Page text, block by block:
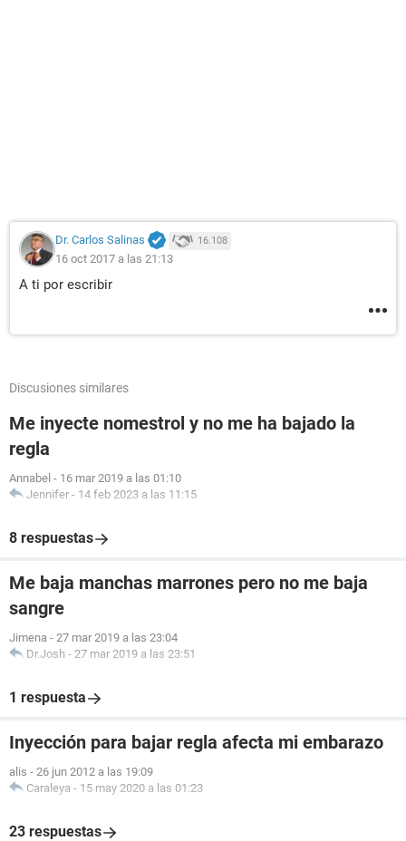
Dr. Carlos Salinas 16.108
16 oct 2017 a las 21:13
A ti por escribir
Discusiones similares
Me inyecte nomestrol y no me ha bajado la
regla
Annabel - 16 mar 2019 a las 01:10
Jennifer - 14 feb 2023 a las 11:15
8 respuestas
Me baja manchas marrones pero no me baja
sangre
Jimena - 27 mar 2019 a las 23:04
Dr.Josh - 27 mar 2019 a las 23:51
1 respuesta
Inyección para bajar regla afecta mi embarazo
alis - 26 jun 2012 a las 19:09
Caraleya - 15 may 2020 a las 01:23
23 respuestas